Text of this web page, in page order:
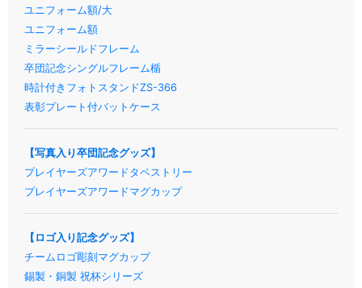
ユニフォーム額/大
ユニフォーム額
ミラーシールドフレーム
卒団記念シングルフレーム楯
時計付きフォトスタンドZS-366
表彰プレート付バットケース
【写真入り卒団記念グッズ】
プレイヤーズアワードタペストリー
プレイヤーズアワードマグカップ
【ロゴ入り記念グッズ】
チームロゴ彫刻マグカップ
錫製・銅製 祝杯シリーズ